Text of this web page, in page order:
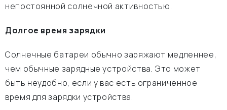
непостоянной солнечной активностью.
Долгое время зарядки
Солнечные батареи обычно заряжают медленнее,
чем обычные зарядные устройства. Это может
быть неудобно, если у вас есть ограниченное
время для зарядки устройства.